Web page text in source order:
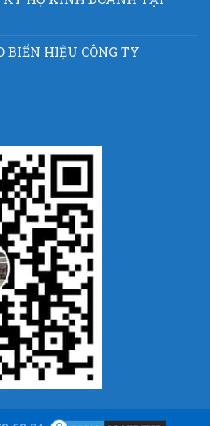
BIỂN HIỆU CÔNG TY